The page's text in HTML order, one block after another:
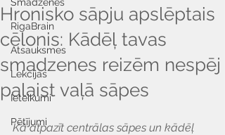
RigaBrain
Atsauksmes
Lekcijas
Ieteikumi
Pētījumi
Hronisko sāpju apslēptais
cēlonis: Kādēļ tavas
smadzenes reizēm nespēj
palaist vaļā sāpes
Kā atpazīt centrālas sāpes un kādēļ